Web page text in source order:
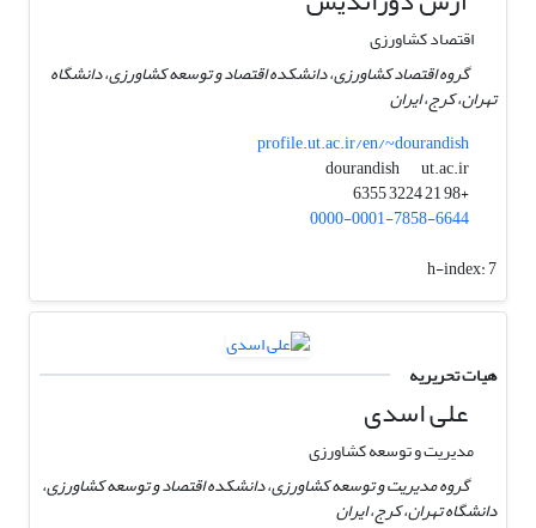
اقتصاد کشاورزی
گروه اقتصاد کشاورزی، دانشکده اقتصاد و توسعه کشاورزی، دانشگاه
تهران، کرج، ایران
profile.ut.ac.ir/en/~dourandish
dourandish
ut.ac.ir
+98 21 3224 6355
0000-0001-7858-6644
h-index:7
هیات تحریریه
علی اسدی
مدیریت و توسعه کشاورزی
گروه مدیریت و توسعه کشاورزی، دانشکده اقتصاد و توسعه کشاورزی،
دانشگاه تهران، کرج، ایران